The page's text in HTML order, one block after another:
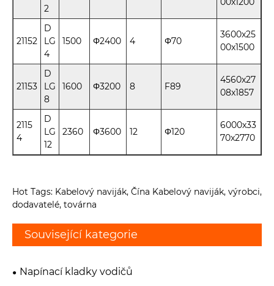
2
21152
D
LG
4
1500 Φ2400 4 Φ70
3600x25
00x1500
21153
D
LG
8
1600 Φ3200 8 F89
4560x27
08x1857
2115
4
D
LG
12
2360 Φ3600 12 Φ120
6000x33
70x2770
Hot Tags: Kabelový naviják, Čína Kabelový naviják, výrobci,
dodavatelé, továrna
Související kategorie
Napínací kladky vodičů